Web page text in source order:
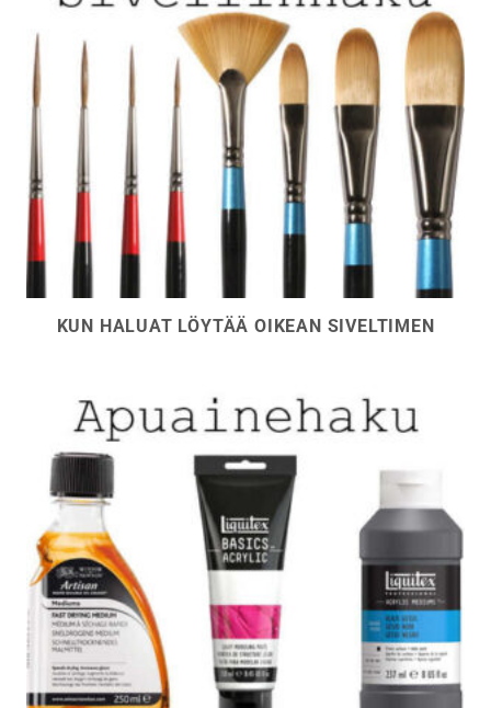
KUN HALUAT LÖYTÄÄ OIKEAN SIVELTIMEN